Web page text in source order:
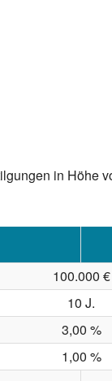
in Höhe
100.000 €
10 J.
3,00 %
1,00 %